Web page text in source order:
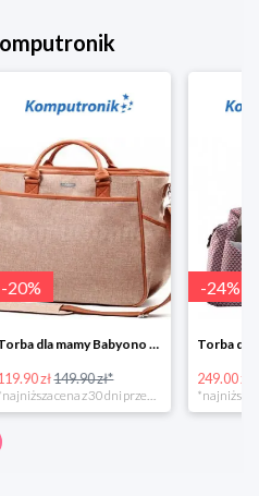
-20%
Torba dla mamy Babyono 1507/01 Comfort Chic w super cenie
zł149.90 zł*
-24%
249.00 zł